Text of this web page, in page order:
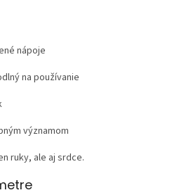
nápoje
na používanie
významom
ruky, ale aj srdce.